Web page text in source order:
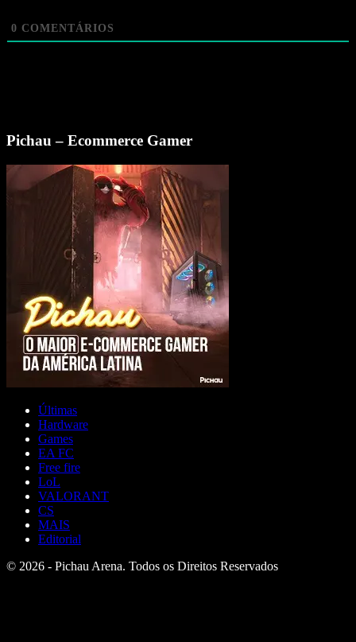
0 COMENTÁRIOS
Pichau – Ecommerce Gamer
Últimas
Hardware
Games
EA FC
Free fire
LoL
VALORANT
CS
MAIS
Editorial
© 2026 - Pichau Arena. Todos os Direitos Reservados